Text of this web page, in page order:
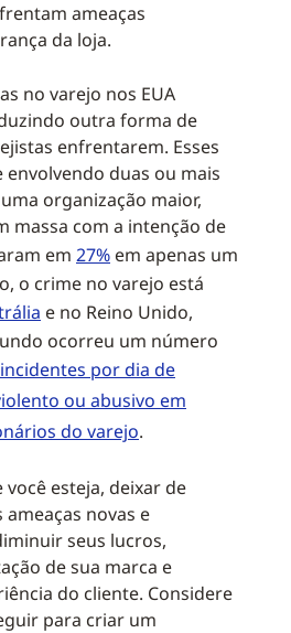
ameaças
da loja.
no varejo nos EUA
outra forma de
enfrentarem. Esses
envolvendo duas ou mais
organização maior,
massa com a intenção de
em 27% em apenas um
o crime no varejo está
e no Reino Unido,
ocorreu um número
por dia de
ou abusivo em
do varejo.
esteja, deixar de
novas e
seus lucros,
de sua marca e
do cliente. Considere
para criar um